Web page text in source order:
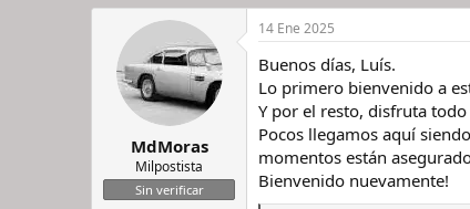
MdMoras
Milpostista
Sin verificar
14 Ene 2025
Buenos días, Luís.
Lo primero bienvenido a
Y por el resto, disfruta
Pocos llegamos aquí
momentos están
Bienvenido nuevamente!